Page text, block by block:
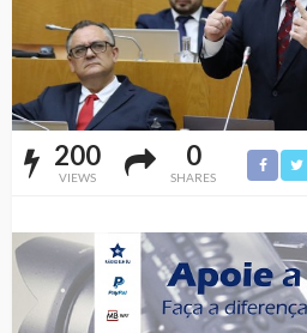
200
VIEWS
0
SHARES